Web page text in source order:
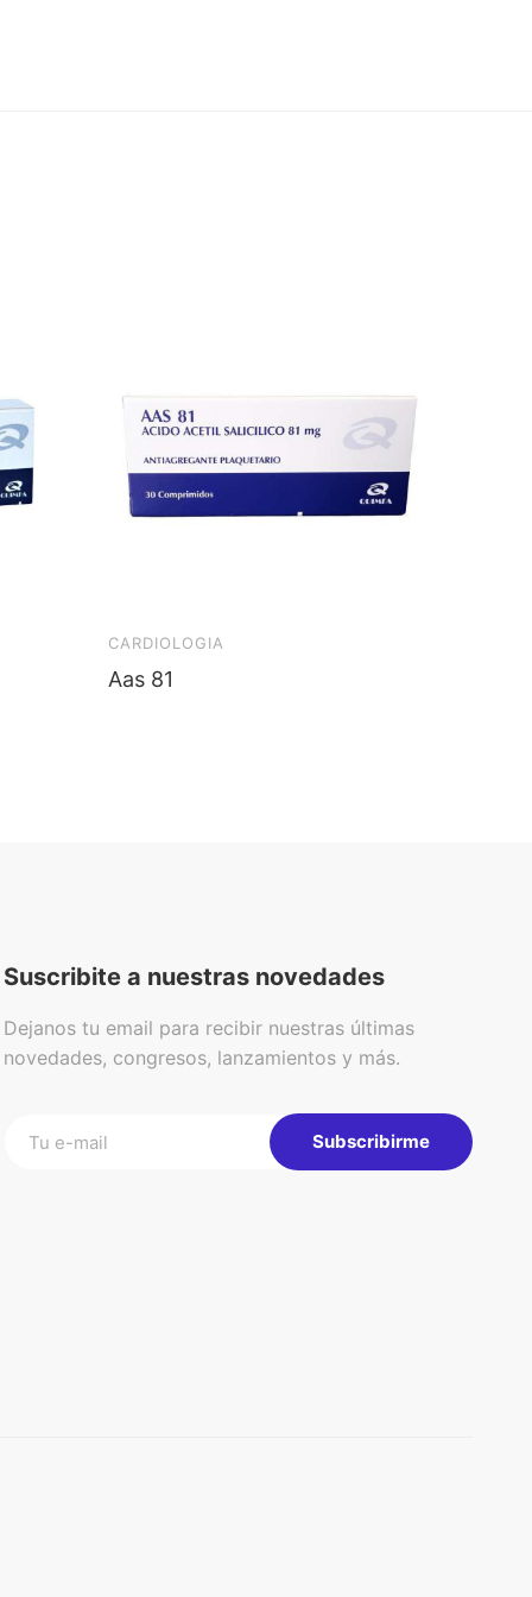
CARDIOLOGIA
Aas 81
Suscribite a nuestras novedades
Dejanos tu email para recibir nuestras últimas
novedades, congresos, lanzamientos y más.
Subscribirme